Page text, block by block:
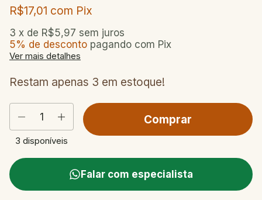
R$17,01 com Pix
3 x de R$5,97 sem juros
5% de desconto pagando com Pix
Ver mais detalhes
Restam apenas 3 em estoque!
3 disponíveis
Falar com especialista